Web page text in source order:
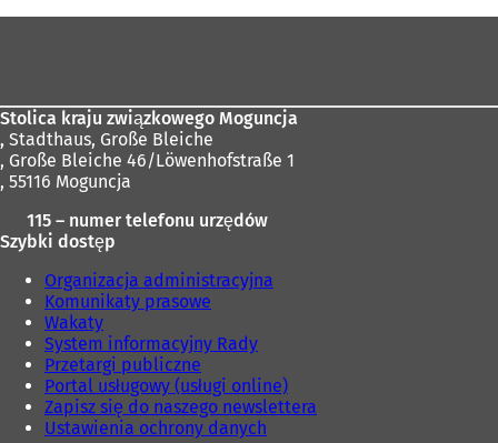
Stolica kraju związkowego Moguncja
, Stadthaus, Große Bleiche
, Große Bleiche 46/Löwenhofstraße 1
, 55116 Moguncja
115 – numer telefonu urzędów
Szybki dostęp
Organizacja administracyjna
Komunikaty prasowe
Wakaty
System informacyjny Rady
Przetargi publiczne
Portal usługowy (usługi online)
Zapisz się do naszego newslettera
Ustawienia ochrony danych